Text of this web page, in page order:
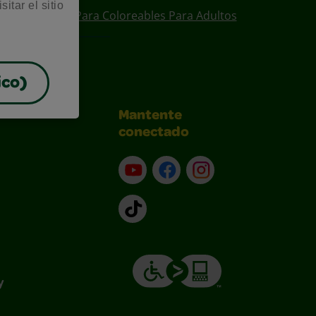
el sitio
Diseños Para Coloreables Para Adultos
Mantente
conectado
YouTube (en inglés)
Facebook (en inglés)
Instagram (en
TikTok